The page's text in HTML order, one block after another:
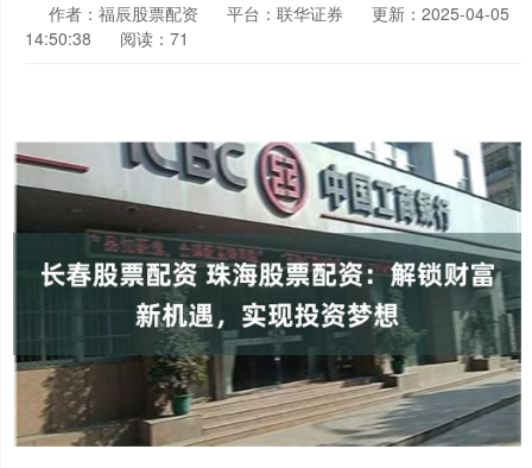
作者：福辰股票配资 平台：联华证券
更新：2025-04-05
14:50:38
阅读：71